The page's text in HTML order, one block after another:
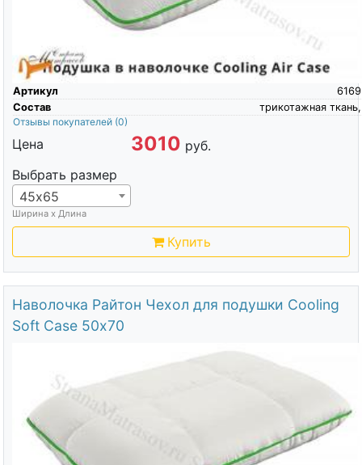
Артикул
6169
Состав
трикотажная ткань,
Отзывы покупателей (0)
Цена 3010 руб.
Выбрать размер
45х65
Ширина х Длина
Купить
Наволочка Райтон Чехол для подушки Cooling
Soft Case 50х70